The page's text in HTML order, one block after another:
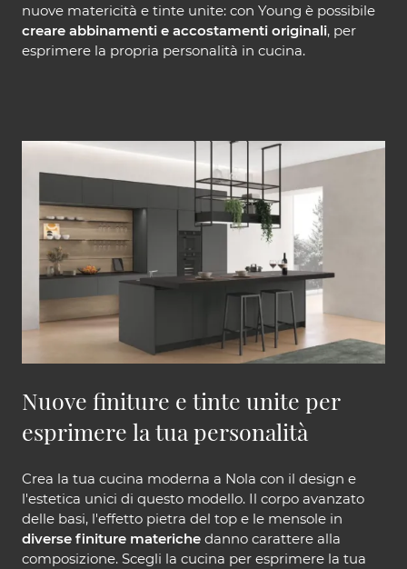
nuove matericità e tinte unite: con Young è possibile
creare abbinamenti e accostamenti originali, per
esprimere la propria personalità in cucina.
Nuove finiture e tinte unite per
esprimere la tua personalità
Crea la tua cucina moderna a Nola con il design e
l'estetica unici di questo modello. Il corpo avanzato
delle basi, l'effetto pietra del top e le mensole in
diverse finiture materiche danno carattere alla
composizione. Scegli la cucina per esprimere la tua